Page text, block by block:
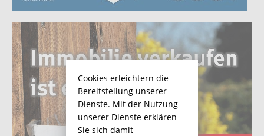
Cookies erleichtern die
Bereitstellung unserer
Dienste. Mit der Nutzung
unserer Dienste erklären
Sie sich damit